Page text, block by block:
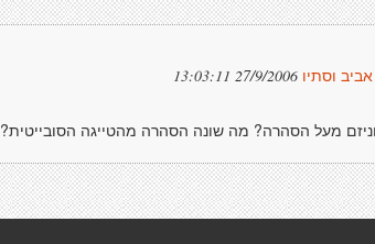
אביב וסתיו 27/9/2006 13:03:11
מעל הסהרה? מה שונה הסהרה מהטייגה הסובייטית?